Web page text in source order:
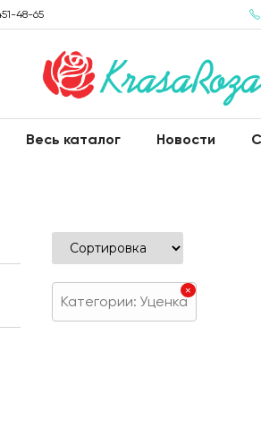
48-65
Весь каталог Новости
Категории: Уценка
×